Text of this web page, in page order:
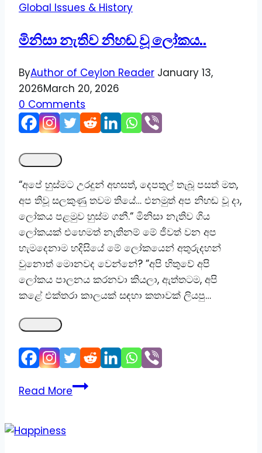
කරන
ගොඩනැගිල්ල
Global Issues & History
මිනිසා නැතිව නිහඬ වූ ලෝකය..
ByAuthor of Ceylon Reader January 13,
2026March 20, 2026
0 Comments
“අපේ හුස්මට උරදුන් අහසත්, දෙපතුල් තැබූ පසත් මත,
අප තිවූ සලකුණු තවම තියේ… එනමුත් අප නිහඬ වූ දා,
ලෝකය පළමුව හුස්ම ගනී.“ මිනිසා නැතිව ගිය
ලෝකයක් එහෙමත් නැතිනම් මේ ජීවත් වන අප
හැමදෙනාම හදිසියේ මේ ලෝකයෙන් අතුරුදහන්
වුනොත් මොනවද වෙන්නේ? ”අපි හිතුවේ අපි
ලෝකය පාලනය කරනවා කියලා, ඇත්තටම, අපි
කළේ එක්තරා කාලයක් සඳහා කතාවක් ලියපු…
Read Moreමිනිසා